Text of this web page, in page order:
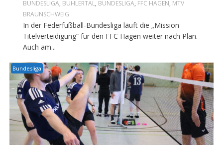
BUNDESLIGA, BÜHLERTAL, BUNDESLIGA, FFC HAGEN, MTV
BRAUNSCHWEIG
In der Federfußball-Bundesliga läuft die „Mission
Titelverteidigung“ für den FFC Hagen weiter nach Plan.
Auch am...
Bundesliga